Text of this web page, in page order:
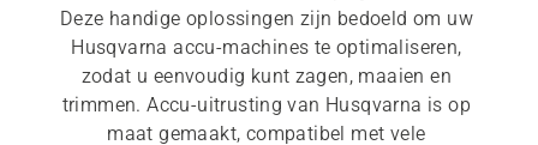
Deze handige oplossingen zijn bedoeld om uw
Husqvarna accu-machines te optimaliseren,
zodat u eenvoudig kunt zagen, maaien en
trimmen. Accu-uitrusting van Husqvarna is op
maat gemaakt, compatibel met vele